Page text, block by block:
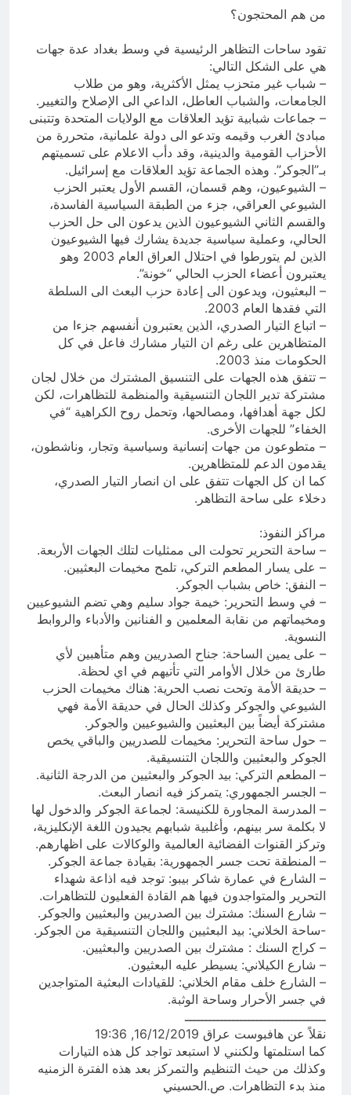
من هم المحتجون؟
تقود ساحات التظاهر الرئيسية في وسط بغداد عدة جهات
هي على الشكل التالي:
– شباب غير متحزب يمثل الأكثرية، وهو من طلاب
الجامعات، والشباب العاطل، الداعي الى الإصلاح والتغيير.
– جماعات شبابية تؤيد العلاقات مع الولايات المتحدة وتتبنى
مبادئ الغرب وقيمه وتدعو الى دولة علمانية، متحررة من
الأحزاب القومية والدينية، وقد دأب الاعلام على تسميتهم
بـ”الجوكر”. وهذه الجماعة تؤيد العلاقات مع إسرائيل.
– الشيوعيون، وهم قسمان، القسم الأول يعتبر الحزب
الشيوعي العراقي، جزء من الطبقة السياسية الفاسدة،
والقسم الثاني الشيوعيون الذين يدعون الى حل الحزب
الحالي، وعملية سياسية جديدة يشارك فيها الشيوعيون
الذين لم يتورطوا في احتلال العراق العام 2003 وهو
يعتبرون أعضاء الحزب الحالي “خونة”.
– البعثيون، ويدعون الى إعادة حزب البعث الى السلطة
التي فقدها العام 2003.
– اتباع التيار الصدري، الذين يعتبرون أنفسهم جزءا من
المتظاهرين على رغم ان التيار مشارك فاعل في كل
الحكومات منذ 2003.
– تتفق هذه الجهات على التنسيق المشترك من خلال لجان
مشتركة تدير اللجان التنسيقية والمنظمة للتظاهرات، لكن
لكل جهة أهدافها، ومصالحها، وتحمل روح الكراهية “في
الخفاء” للجهات الأخرى.
– متطوعون من جهات إنسانية وسياسية وتجار، وناشطون،
يقدمون الدعم للمتظاهرين.
كما ان كل الجهات تتفق على ان انصار التيار الصدري،
دخلاء على ساحة التظاهر.
مراكز النفوذ:
– ساحة التحرير تحولت الى ممثليات لتلك الجهات الأربعة.
– على يسار المطعم التركي، تلمح مخيمات البعثيين.
– النفق: خاص بشباب الجوكر.
– في وسط التحرير: خيمة جواد سليم وهي تضم الشيوعيين
ومخيماتهم من نقابة المعلمين و الفنانين والأدباء والروابط
النسوية.
– على يمين الساحة: جناح الصدريين وهم متأهبين لأي
طارئ من خلال الأوامر التي تأتيهم في اي لحظة.
– حديقة الأمة وتحت نصب الحرية: هناك مخيمات الحزب
الشيوعي والجوكر وكذلك الحال في حديقة الأمة فهي
مشتركة أيضاً بين البعثيين والشيوعيين والجوكر.
– حول ساحة التحرير: مخيمات للصدريين والباقي يخص
الجوكر والبعثيين واللجان التنسيقية.
– المطعم التركي: بيد الجوكر والبعثيين من الدرجة الثانية.
– الجسر الجمهوري: يتمركز فيه انصار البعث.
– المدرسة المجاورة للكنيسة: لجماعة الجوكر والدخول لها
لا بكلمة سر بينهم، وأغلبية شبابهم يجيدون اللغة الإنكليزية،
وتركز القنوات الفضائية العالمية والوكالات على اظهارهم.
– المنطقة تحت جسر الجمهورية: بقيادة جماعة الجوكر.
– الشارع في عمارة شاكر بيبو: توجد فيه اذاعة شهداء
التحرير والمتواجدون فيها هم القادة الفعليون للتظاهرات.
– شارع السنك: مشترك بين الصدريين والبعثيين والجوكر.
-ساحة الخلاني: بيد البعثيين واللجان التنسيقية من الجوكر.
– كراج السنك : مشترك بين الصدريين والبعثيين.
– شارع الكيلاني: يسيطر عليه البعثيون.
– الشارع خلف مقام الخلاني: للقيادات البعثية المتواجدين
في جسر الأحرار وساحة الوثبة.
ــــــــــــــــــــــــــــــــــــ
نقلاً عن هافبوست عراق 16/12/2019, 19:36
كما استلمتها ولكنني لا استبعد تواجد كل هذه التيارات
وكذلك من حيث التنظيم والتمركز بعد هذه الفترة الزمنيه
منذ بدء التظاهرات. ص.الحسيني